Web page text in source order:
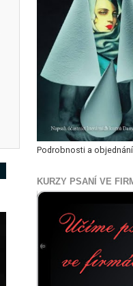
Podrobnosti a objednání
KURZY PSANÍ VE